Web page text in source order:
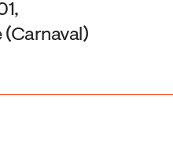
(Carnaval)